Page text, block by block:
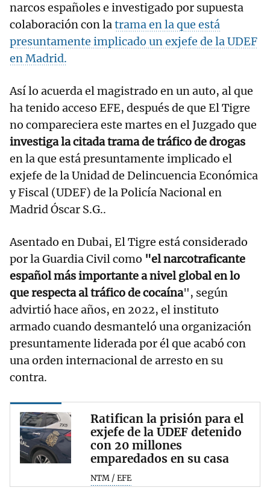
narcos españoles e investigado por supuesta
colaboración con latrama en la que está
presuntamente implicado un exjefe de la UDEF
en Madrid.
Así lo acuerda el magistrado en un auto, al que
ha tenido acceso EFE, después de que El Tigre
no compareciera este martes en el Juzgado que
investiga la citada trama de tráfico de drogas
en la que está presuntamente implicado el
exjefe de la Unidad de Delincuencia Económica
y Fiscal (UDEF) de la Policía Nacional en
Madrid Óscar S.G..
Asentado en Dubai, El Tigre está considerado
por la Guardia Civil como "el narcotraficante
español más importante a nivel global en lo
que respecta al tráfico de cocaína", según
advirtió hace años, en 2022, el instituto
armado cuando desmanteló una organización
presuntamente liderada por él que acabó con
una orden internacional de arresto en su
contra.
Ratifican la prisión para el
exjefe de la UDEF detenido
con 20 millones
emparedados en su casa
NTM / EFE